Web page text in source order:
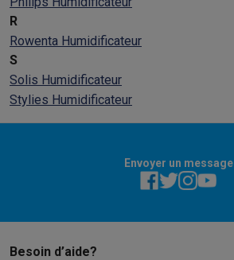
R
Rowenta Humidificateur
S
Solis Humidificateur
Stylies Humidificateur
Envoyer un message
Besoin d’aide?